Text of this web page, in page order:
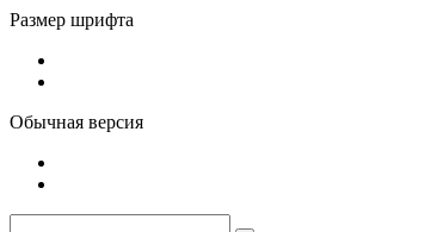
Размер шрифта
Обычная версия